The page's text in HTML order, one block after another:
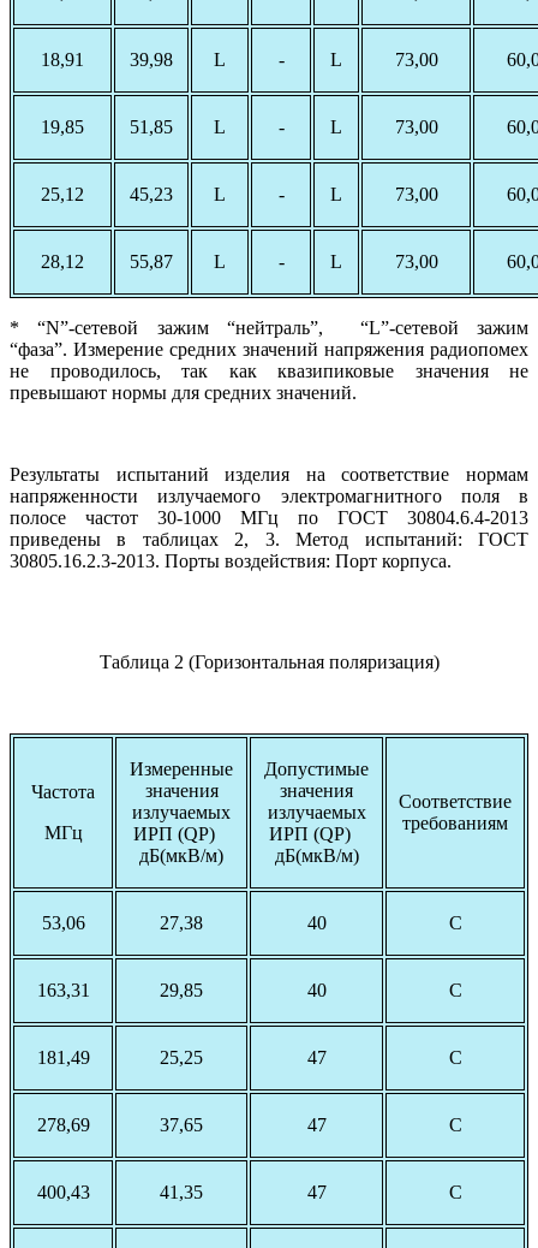
18,91 39,98 L - L 73,00
19,85 51,85 L - L 73,00
25,12 45,23 L - L 73,00
28,12 55,87 L - L 73,00
* “N”-сетевой зажим “нейтраль”, “L”-сетевой зажим
“фаза”. Измерение средних значений напряжения радиопомех
не проводилось, так как квазипиковые значения не
превышают нормы для средних значений.
Результаты испытаний изделия на соответствие нормам
напряженности излучаемого электромагнитного поля в
полосе частот 30-1000 МГц по ГОСТ 30804.6.4-2013
приведены в таблицах 2, 3. Метод испытаний: ГОСТ
30805.16.2.3-2013. Порты воздействия: Порт корпуса.
Таблица 2 (Горизонтальная поляризация)
Частота
МГц
Измеренные
значения
излучаемых
ИРП (QP)
дБ(мкВ/м)
Допустимые
значения
излучаемых
ИРП (QP)
дБ(мкВ/м)
Соответствие
требованиям
53,06 27,38 40 С
163,31 29,85 40 С
181,49 25,25 47 С
278,69 37,65 47 С
400,43 41,35 47 С